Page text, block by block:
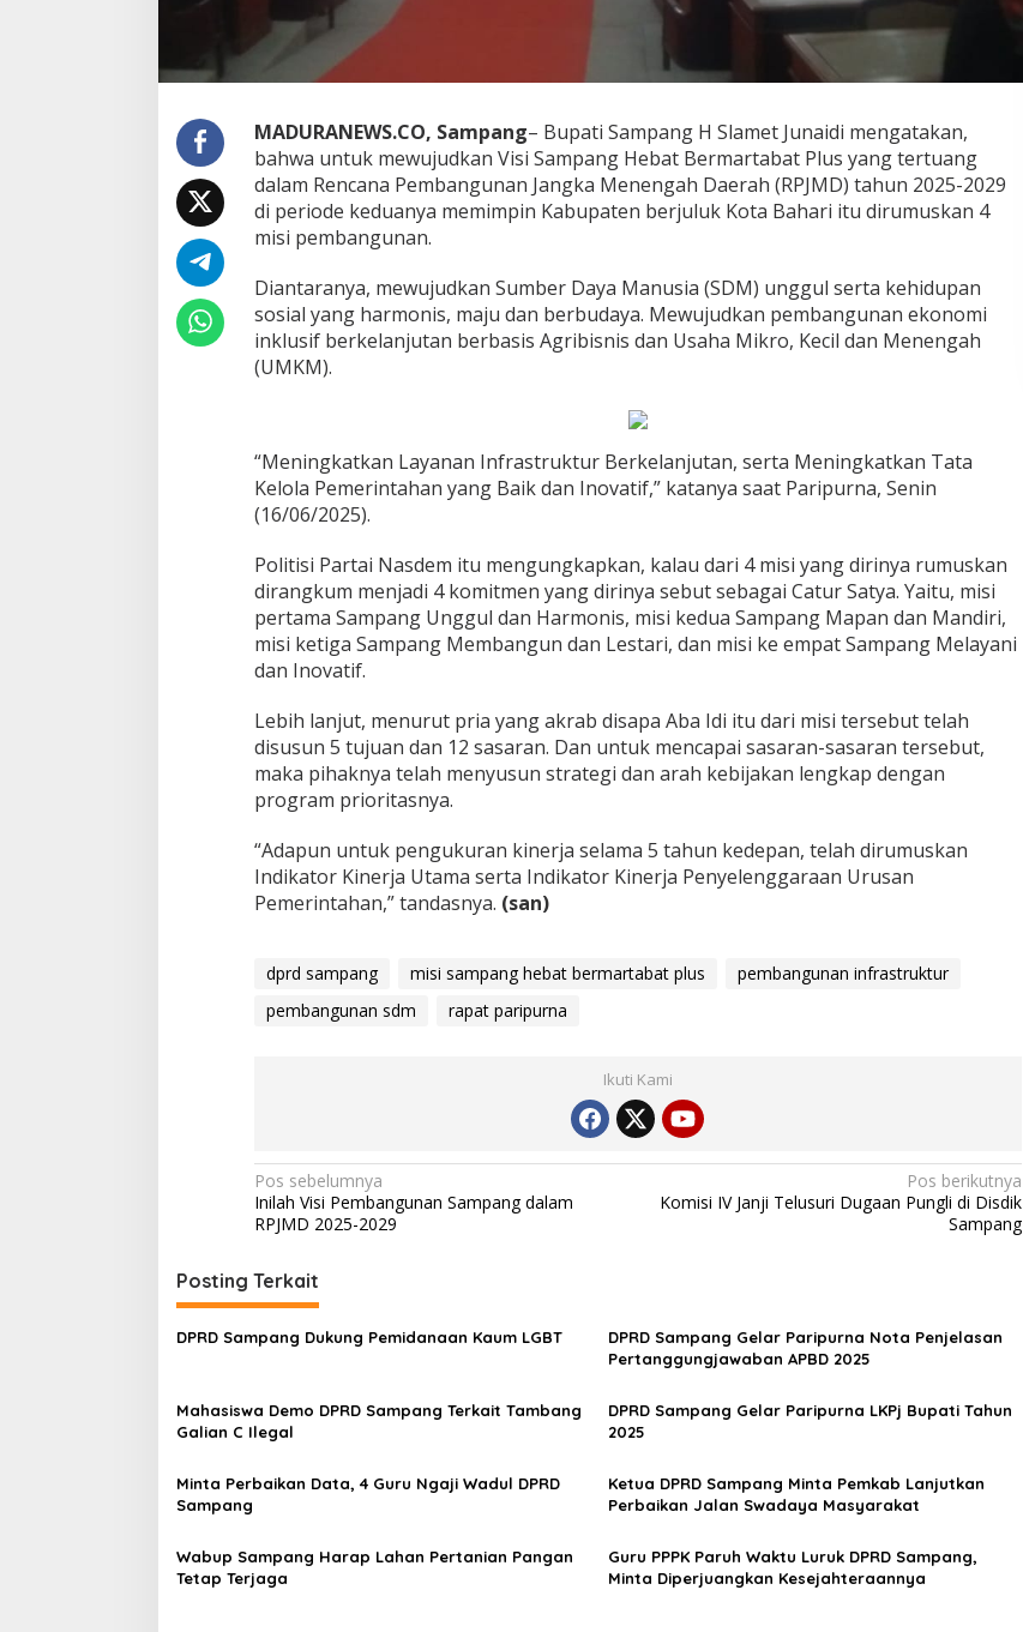
MADURANEWS.CO, Sampang– Bupati Sampang H Slamet Junaidi mengatakan,
bahwa untuk mewujudkan Visi Sampang Hebat Bermartabat Plus yang tertuang
dalam Rencana Pembangunan Jangka Menengah Daerah (RPJMD) tahun 2025-2029
di periode keduanya memimpin Kabupaten berjuluk Kota Bahari itu dirumuskan 4
misi pembangunan.
Diantaranya, mewujudkan Sumber Daya Manusia (SDM) unggul serta kehidupan
sosial yang harmonis, maju dan berbudaya. Mewujudkan pembangunan ekonomi
inklusif berkelanjutan berbasis Agribisnis dan Usaha Mikro, Kecil dan Menengah
(UMKM).
“Meningkatkan Layanan Infrastruktur Berkelanjutan, serta Meningkatkan Tata
Kelola Pemerintahan yang Baik dan Inovatif,” katanya saat Paripurna, Senin
(16/06/2025).
Politisi Partai Nasdem itu mengungkapkan, kalau dari 4 misi yang dirinya rumuskan
dirangkum menjadi 4 komitmen yang dirinya sebut sebagai Catur Satya. Yaitu, misi
pertama Sampang Unggul dan Harmonis, misi kedua Sampang Mapan dan Mandiri,
misi ketiga Sampang Membangun dan Lestari, dan misi ke empat Sampang Melayani
dan Inovatif.
Lebih lanjut, menurut pria yang akrab disapa Aba Idi itu dari misi tersebut telah
disusun 5 tujuan dan 12 sasaran. Dan untuk mencapai sasaran-sasaran tersebut,
maka pihaknya telah menyusun strategi dan arah kebijakan lengkap dengan
program prioritasnya.
“Adapun untuk pengukuran kinerja selama 5 tahun kedepan, telah dirumuskan
Indikator Kinerja Utama serta Indikator Kinerja Penyelenggaraan Urusan
Pemerintahan,” tandasnya. (san)
dprd sampang misi sampang hebat bermartabat plus
pembangunan infrastruktur
pembangunan sdm
rapat paripurna
Ikuti Kami
Navigasi
pos
Pos sebelumnya
Inilah Visi Pembangunan Sampang dalam
RPJMD 2025-2029
Pos berikutnya
Komisi IV Janji Telusuri Dugaan Pungli di Disdik
Sampang
Posting Terkait
DPRD Sampang Dukung Pemidanaan Kaum LGBT
DPRD Sampang Gelar Paripurna Nota Penjelasan
Pertanggungjawaban APBD 2025
Mahasiswa Demo DPRD Sampang Terkait Tambang
Galian C Ilegal
DPRD Sampang Gelar Paripurna LKPj Bupati Tahun
2025
Minta Perbaikan Data, 4 Guru Ngaji Wadul DPRD
Sampang
Ketua DPRD Sampang Minta Pemkab Lanjutkan
Perbaikan Jalan Swadaya Masyarakat
Wabup Sampang Harap Lahan Pertanian Pangan
Tetap Terjaga
Guru PPPK Paruh Waktu Luruk DPRD Sampang,
Minta Diperjuangkan Kesejahteraannya